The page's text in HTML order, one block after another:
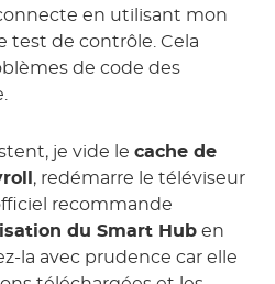
en utilisant mon
test de contrôle. Cela
de code des
je vide lecache de
, redémarre le téléviseur
recommande
du Smart Hub en
la avec prudence car elle